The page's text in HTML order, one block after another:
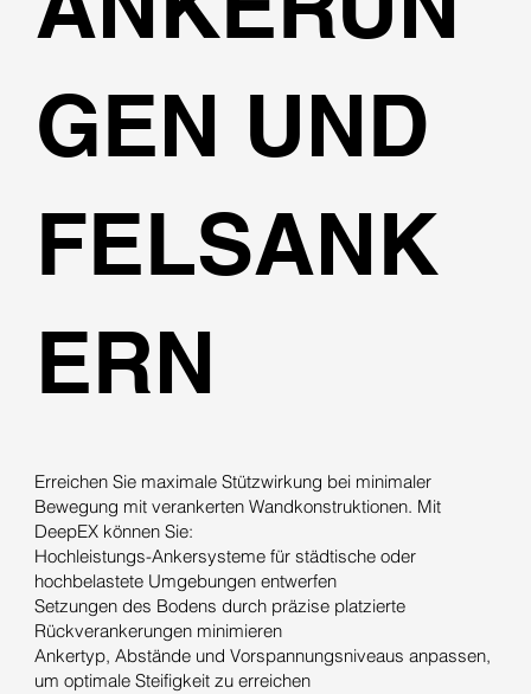
Erreichen Sie maximale Stützwirkung bei minimaler
Bewegung mit verankerten Wandkonstruktionen. Mit
DeepEX können Sie:
Hochleistungs-Ankersysteme für städtische oder
hochbelastete Umgebungen entwerfen
Setzungen des Bodens durch präzise platzierte
Rückverankerungen minimieren
Ankertyp, Abstände und Vorspannungsniveaus anpassen,
um optimale Steifigkeit zu erreichen
GEN UND
FELSANK
ERN